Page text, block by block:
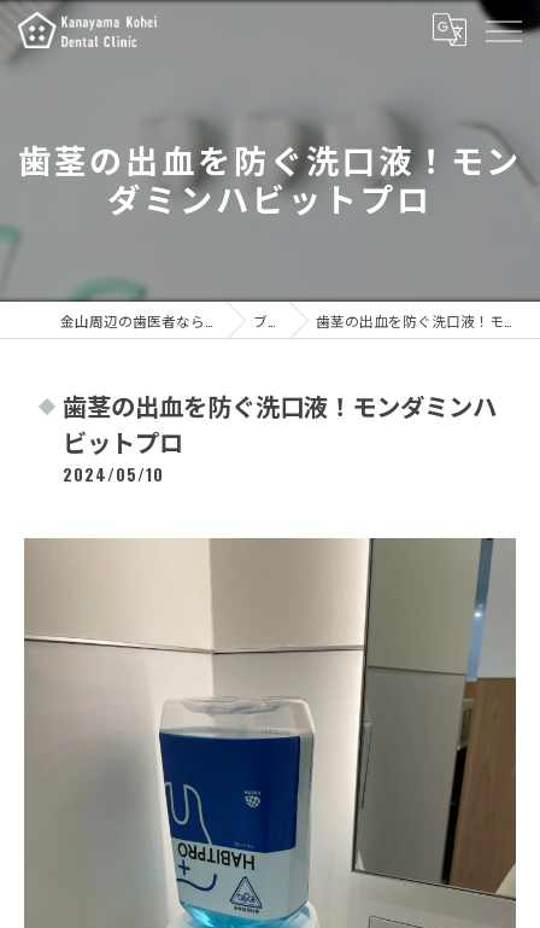
歯茎の出血を防ぐ洗口液！モン
ダミンハビットプロ
ブログ 歯茎の出血を防ぐ洗口液！モンダミンハビットプロ
歯茎の出血を防ぐ洗口液！モンダミンハ
ビットプロ
2024/05/10